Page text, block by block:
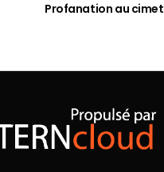
Profanation au